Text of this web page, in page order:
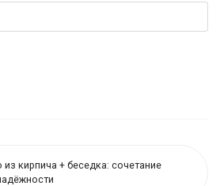
кирпича + беседка: сочетание